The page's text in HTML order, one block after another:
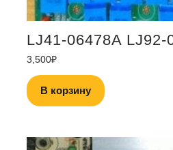
LJ41-06478A LJ92-
3,500₽
В корзину